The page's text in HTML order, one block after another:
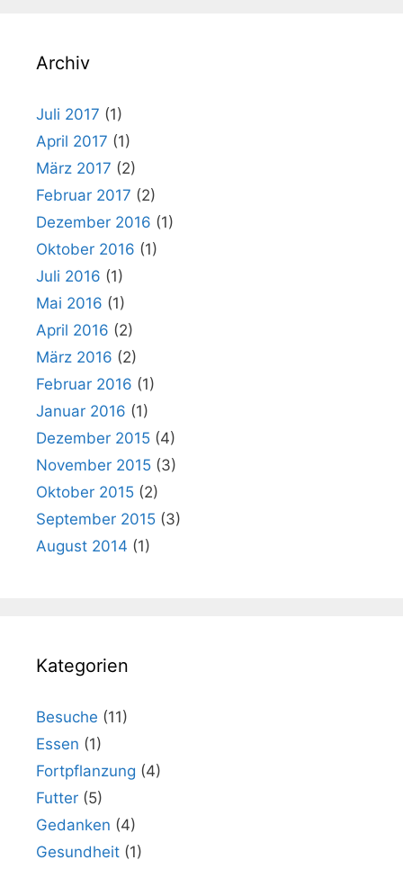
Archiv
Juli 2017 (1)
April 2017 (1)
März 2017 (2)
Februar 2017 (2)
Dezember 2016 (1)
Oktober 2016 (1)
Juli 2016 (1)
Mai 2016 (1)
April 2016 (2)
März 2016 (2)
Februar 2016 (1)
Januar 2016 (1)
Dezember 2015 (4)
November 2015 (3)
Oktober 2015 (2)
September 2015 (3)
August 2014 (1)
Kategorien
Besuche (11)
Essen (1)
Fortpflanzung (4)
Futter (5)
Gedanken (4)
Gesundheit (1)